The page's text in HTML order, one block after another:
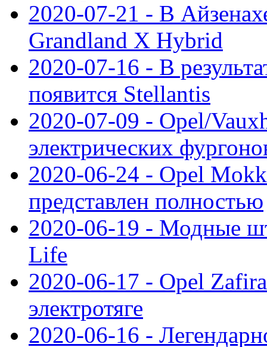
2020-07-21 - В
Grandland X Hybrid
2020-07-16 - В
появится Stellantis
2020-07-09 - Opel/
электрических
2020-06-24 - Opel
представлен полностью
2020-06-19 - Модные
Life
2020-06-17 - Opel
электротяге
2020-06-16 -